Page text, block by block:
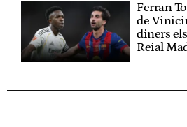
Ferran
de
diners
Reial